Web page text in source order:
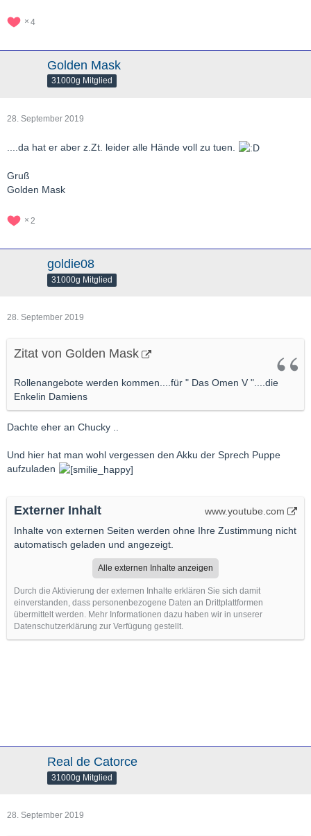
4
Golden Mask
31000g Mitglied
28. September 2019
....da hat er aber z.Zt. leider alle Hände voll zu tuen.
Gruß
Golden Mask
2
goldie08
31000g Mitglied
28. September 2019
Zitat von Golden Mask
Rollenangebote werden kommen....für " Das Omen V "....die
Enkelin Damiens
Dachte eher an Chucky ..
Und hier hat man wohl vergessen den Akku der Sprech Puppe
aufzuladen
Externer Inhalt
www.youtube.com
Inhalte von externen Seiten werden ohne Ihre Zustimmung nicht
automatisch geladen und angezeigt.
Alle externen Inhalte anzeigen
Durch die Aktivierung der externen Inhalte erklären Sie sich damit
einverstanden, dass personenbezogene Daten an Drittplattformen
übermittelt werden. Mehr Informationen dazu haben wir in unserer
Datenschutzerklärung zur Verfügung gestellt.
Real de Catorce
31000g Mitglied
28. September 2019